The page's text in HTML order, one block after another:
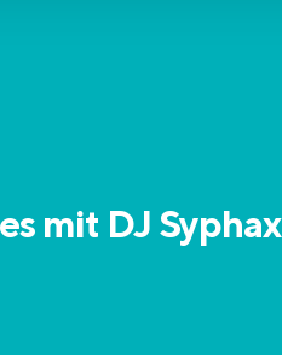
mit DJ Syphax